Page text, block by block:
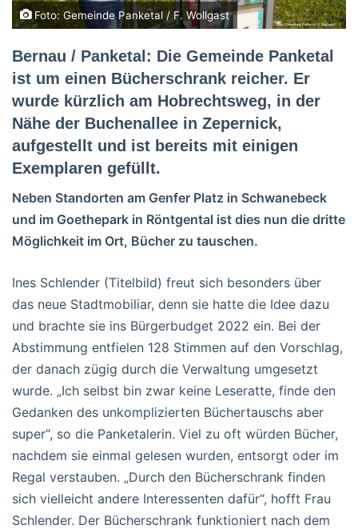
Foto: Gemeinde Panketal / F. Wollgast
Bernau / Panketal: Die Gemeinde Panketal
ist um einen Bücherschrank reicher. Er
wurde kürzlich am Hobrechtsweg, in der
Nähe der Buchenallee in Zepernick,
aufgestellt und ist bereits mit einigen
Exemplaren gefüllt.
Neben Standorten am Genfer Platz in Schwanebeck
und im Goethepark in Röntgental ist dies nun die dritte
Möglichkeit im Ort, Bücher zu tauschen.
Ines Schlender (Titelbild) freut sich besonders über
das neue Stadtmobiliar, denn sie hatte die Idee dazu
und brachte sie ins Bürgerbudget 2022 ein. Bei der
Abstimmung entfielen 128 Stimmen auf den Vorschlag,
der danach zügig durch die Verwaltung umgesetzt
wurde. „Ich selbst bin zwar keine Leseratte, finde den
Gedanken des unkomplizierten Büchertauschs aber
super“, so die Panketalerin. Viel zu oft würden Bücher,
nachdem sie einmal gelesen wurden, entsorgt oder im
Regal verstauben. „Durch den Bücherschrank finden
sich vielleicht andere Interessenten dafür“, hofft Frau
Schlender. Der Bücherschrank funktioniert nach dem